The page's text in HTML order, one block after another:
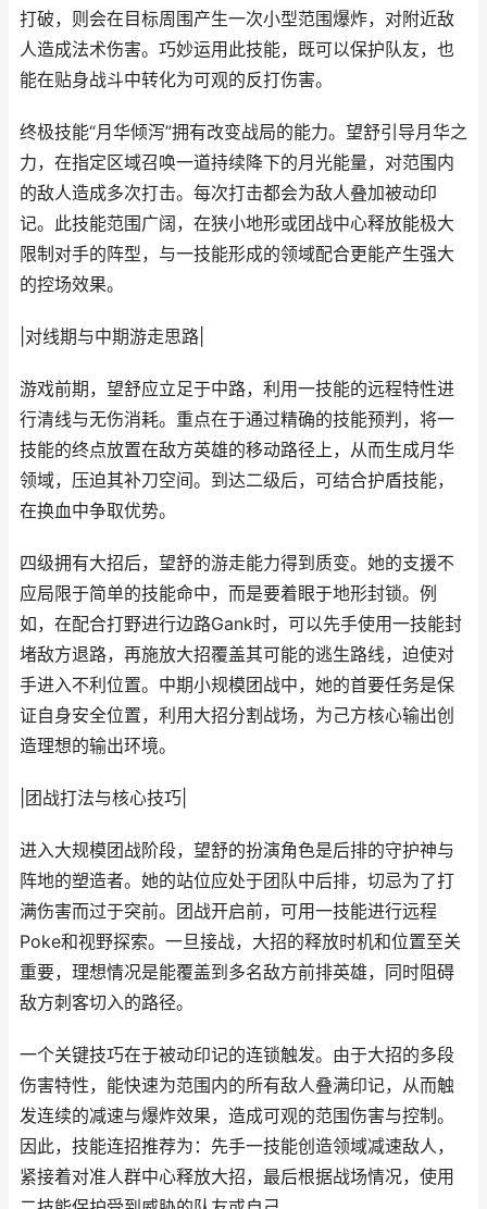
打破，则会在目标周围产生一次小型范围爆炸，对附近敌
人造成法术伤害。巧妙运用此技能，既可以保护队友，也
能在贴身战斗中转化为可观的反打伤害。
终极技能“月华倾泻”拥有改变战局的能力。望舒引导月华之
力，在指定区域召唤一道持续降下的月光能量，对范围内
的敌人造成多次打击。每次打击都会为敌人叠加被动印
记。此技能范围广阔，在狭小地形或团战中心释放能极大
限制对手的阵型，与一技能形成的领域配合更能产生强大
的控场效果。
|对线期与中期游走思路|
游戏前期，望舒应立足于中路，利用一技能的远程特性进
行清线与无伤消耗。重点在于通过精确的技能预判，将一
技能的终点放置在敌方英雄的移动路径上，从而生成月华
领域，压迫其补刀空间。到达二级后，可结合护盾技能，
在换血中争取优势。
四级拥有大招后，望舒的游走能力得到质变。她的支援不
应局限于简单的技能命中，而是要着眼于地形封锁。例
如，在配合打野进行边路Gank时，可以先手使用一技能封
堵敌方退路，再施放大招覆盖其可能的逃生路线，迫使对
手进入不利位置。中期小规模团战中，她的首要任务是保
证自身安全位置，利用大招分割战场，为己方核心输出创
造理想的输出环境。
|团战打法与核心技巧|
进入大规模团战阶段，望舒的扮演角色是后排的守护神与
阵地的塑造者。她的站位应处于团队中后排，切忌为了打
满伤害而过于突前。团战开启前，可用一技能进行远程
Poke和视野探索。一旦接战，大招的释放时机和位置至关
重要，理想情况是能覆盖到多名敌方前排英雄，同时阻碍
敌方刺客切入的路径。
一个关键技巧在于被动印记的连锁触发。由于大招的多段
伤害特性，能快速为范围内的所有敌人叠满印记，从而触
发连续的减速与爆炸效果，造成可观的范围伤害与控制。
因此，技能连招推荐为：先手一技能创造领域减速敌人，
紧接着对准人群中心释放大招，最后根据战场情况，使用